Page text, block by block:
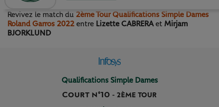
Revivez le match du 2ème Tour Qualifications Simple Dames
Roland Garros 2022 entre Lizette CABRERA et Mirjam
BJORKLUND
Qualifications Simple Dames
Court n°10 - 2ÈME TOUR